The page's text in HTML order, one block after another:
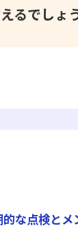
るでしょう
な点検と